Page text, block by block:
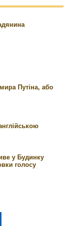
Путіна, або
у Будинку
голосу